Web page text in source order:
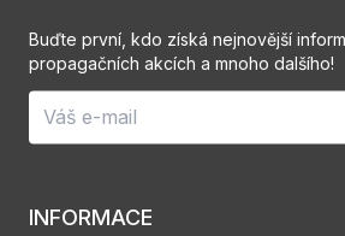
INFORMACE
Buďte první, kdo získá nejnovější
propagačních akcích a mnoho dalšího!